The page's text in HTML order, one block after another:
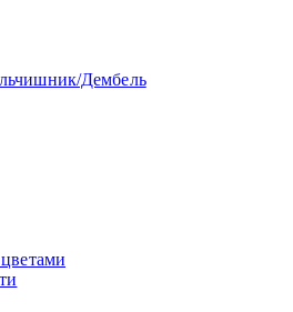
Дембель